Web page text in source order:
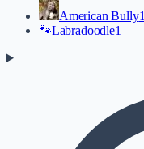
American Bully1
🐾Labradoodle1